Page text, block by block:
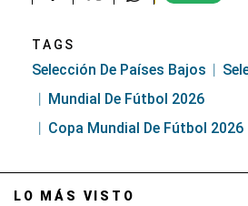
TAGS
Selección De Países Bajos
Mundial De Fútbol 2026
Copa Mundial De Fútbol 2026
LO MÁS VISTO